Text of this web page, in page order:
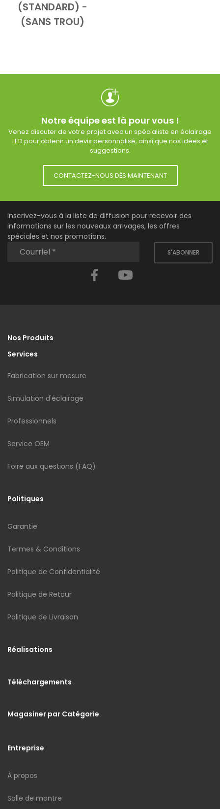
(STANDARD) -
(SANS TROU)
Notre équipe est là pour vous !
Venez discuter de votre projet avec un spécialiste en éclairage
LED pour obtenir un devis personnalisé, ainsi que nos idées et
suggestions.
CONTACTEZ-NOUS DÈS MAINTENANT
Inscrivez-vous à la liste de diffusion pour recevoir des
informations sur les nouveaux arrivages, les offres
spéciales et nos promotions.
S'ABONNER
Facebook
Nos Produits
Services
Fabrication sur mesure
Simulation d'éclairage
Professionnels
Service OEM
Foire aux questions (FAQ)
Politiques
Garantie
Termes & Conditions
Politique de Confidentialité
Politique de Retour
Politique de Livraison
Réalisations
Téléchargements
Magasiner par Catégorie
Entreprise
À propos
Salle de montre